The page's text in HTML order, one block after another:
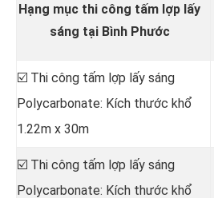
Hạng mục thi công tấm lợp lấy
sáng tại Bình Phước
☑️ Thi công tấm lợp lấy sáng
Polycarbonate: Kích thước khổ
1.22m x 30m
☑️ Thi công tấm lợp lấy sáng
Polycarbonate: Kích thước khổ